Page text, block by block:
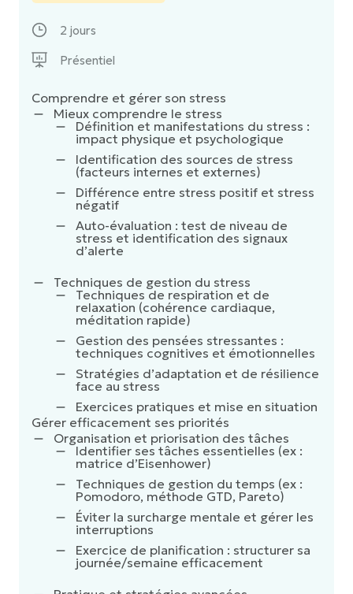
Comprendre et gérer son stress
Mieux comprendre le stress
Définition et manifestations du stress :
impact physique et psychologique
Identification des sources de stress
(facteurs internes et externes)
Différence entre stress positif et stress
négatif
Auto-évaluation : test de niveau de
stress et identification des signaux
d’alerte
Techniques de gestion du stress
Techniques de respiration et de
relaxation (cohérence cardiaque,
méditation rapide)
Gestion des pensées stressantes :
techniques cognitives et émotionnelles
Stratégies d’adaptation et de résilience
face au stress
Exercices pratiques et mise en situation
Gérer efficacement ses priorités
Organisation et priorisation des tâches
Identifier ses tâches essentielles (ex :
matrice d’Eisenhower)
Techniques de gestion du temps (ex :
Pomodoro, méthode GTD, Pareto)
Éviter la surcharge mentale et gérer les
interruptions
Exercice de planification : structurer sa
journée/semaine efficacement
2 jours
Présentiel